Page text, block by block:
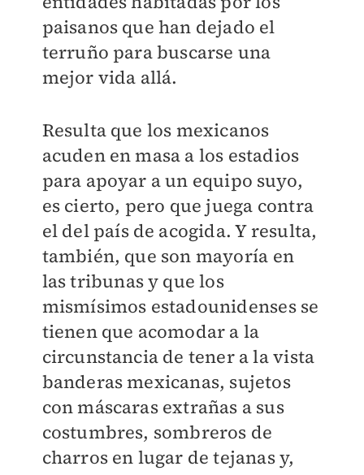
paisanos que han dejado el
terruño para buscarse una
mejor vida allá.
Resulta que los mexicanos
acuden en masa a los estadios
para apoyar a un equipo suyo,
es cierto, pero que juega contra
el del país de acogida. Y resulta,
también, que son mayoría en
las tribunas y que los
mismísimos estadounidenses se
tienen que acomodar a la
circunstancia de tener a la vista
banderas mexicanas, sujetos
con máscaras extrañas a sus
costumbres, sombreros de
charros en lugar de tejanas y,